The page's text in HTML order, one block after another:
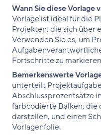
Wann Sie diese Vorlage
Vorlage ist ideal für die
Projekten, die sich über
Verwenden Sie es, um
Fortschritte zu
Bemerkenswerte
unterteilt
Abschlussprozentsätze
farbcodierte Balken, die
darstellen, und einen
Vorlagenfolie.